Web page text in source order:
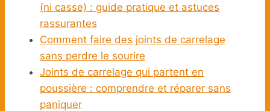
(ni casse) : guide pratique et astuces
rassurantes
Comment faire des joints de carrelage
sans perdre le sourire
Joints de carrelage qui partent en
poussière : comprendre et réparer sans
paniquer